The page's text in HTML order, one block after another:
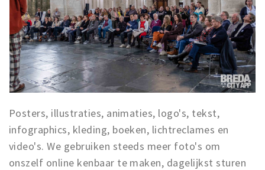
Posters, illustraties, animaties, logo's, tekst,
infographics, kleding, boeken, lichtreclames en
video's. We gebruiken steeds meer foto's om
onszelf online kenbaar te maken, dagelijkst sturen